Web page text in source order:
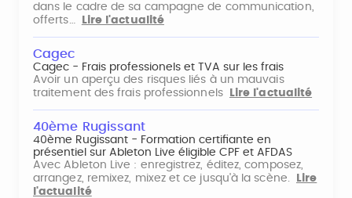
dans le cadre de sa campagne de communication,
offerts…
Lire l'actualité
Cagec
Cagec - Frais professionels et TVA sur les frais
Avoir un aperçu des risques liés à un mauvais
traitement des frais professionnels
Lire l'actualité
40ème Rugissant
40ème Rugissant - Formation certifiante en
présentiel sur Ableton Live éligible CPF et AFDAS
Avec Ableton Live : enregistrez, éditez, composez,
arrangez, remixez, mixez et ce jusqu'à la scène.
Lire
l'actualité